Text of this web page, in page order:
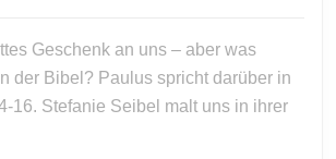
Geschenk an uns – aber was
der Bibel? Paulus spricht darüber in
16. Stefanie Seibel malt uns in ihrer